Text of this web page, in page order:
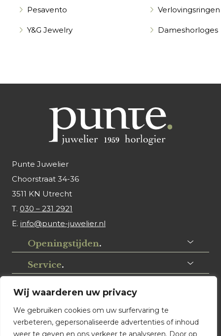
Wij waarderen uw privacy
We gebruiken cookies om uw surfervaring te
verbeteren, gepersonaliseerde advertenties of inhoud
weer te geven en ons verkeer te analyseren. Door op
Pesavento
Y&G Jewelry
Verlovingsringen
Dameshorloges
Punte Juwelier
Choorstraat 34-36
3511 KN Utrecht
T. 030 – 231 2921
E. info@punte-juwelier.nl
Openingstijden.
Service.
Volg ons